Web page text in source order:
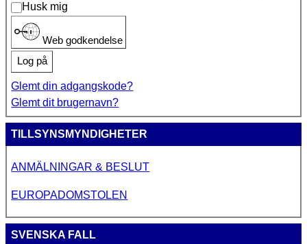
Husk mig
Web godkendelse
Log på
Glemt din adgangskode?
Glemt dit brugernavn?
TILLSYNSMYNDIGHETER
ANMÄLNINGAR & BESLUT
EUROPADOMSTOLEN
SVENSKA FALL